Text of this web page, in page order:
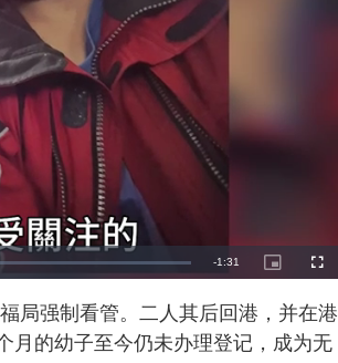
R
-1:31
P
i
-
i
F
u
s
c
r
e
局强制看管。二人其后回港，并在港
月的幼子至今仍未办理登记，成为无